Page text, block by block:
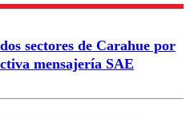
Enviar comentario
sectores de Carahue por
mensajería SAE